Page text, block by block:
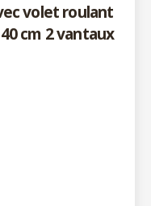
volet roulant
cm 2 vantaux